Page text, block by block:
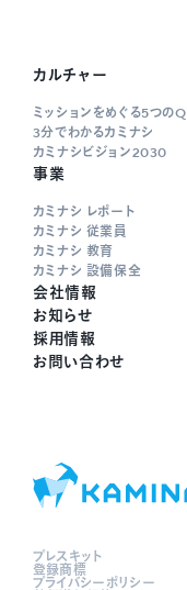
カルチャー
ミッションをめぐる5つのQ
3分でわかるカミナシ
カミナシビジョン2030
事業
カミナシ レポート
カミナシ 従業員
カミナシ 教育
カミナシ 設備保全
会社情報
お知らせ
採用情報
お問い合わせ
プレスキット
登録商標
プライバシーポリシー